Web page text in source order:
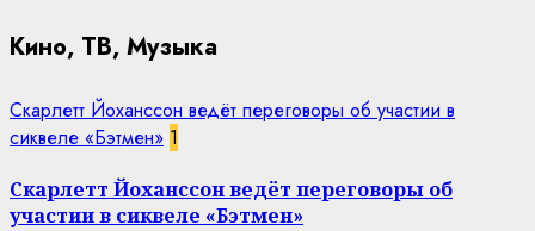
Кино, ТВ, Музыка
Скарлетт Йоханссон ведёт переговоры об участии в
сиквеле «Бэтмен» 1
Скарлетт Йоханссон ведёт переговоры об
участии в сиквеле «Бэтмен»